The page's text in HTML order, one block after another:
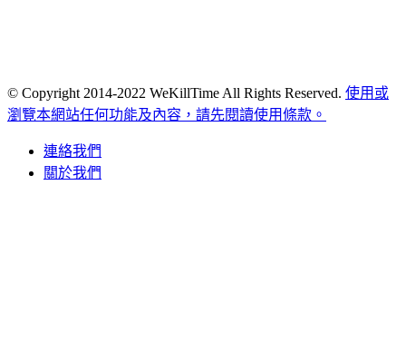
© Copyright 2014-2022 WeKillTime All Rights Reserved. 使用或
瀏覽本網站任何功能及內容，請先閱讀使用條款。
連絡我們
關於我們